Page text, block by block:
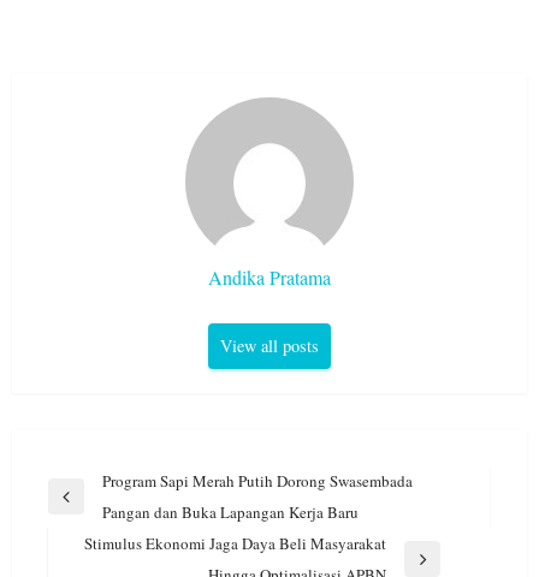
Andika Pratama
View all posts
Navigasi
pos
Previous
Program Sapi Merah Putih Dorong Swasembada
Pangan dan Buka Lapangan Kerja Baru
Stimulus Ekonomi Jaga Daya Beli Masyarakat